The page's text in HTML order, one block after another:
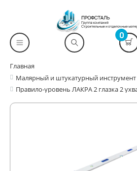
0
Главная
Малярный и штукатурный
Правило-уровень ЛАКРА 2 глазка 2